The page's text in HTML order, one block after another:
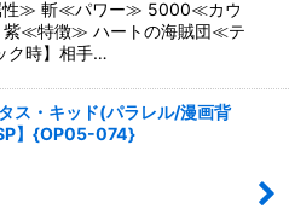
≫ 斬≪パワー≫ 5000≪カウ
≪特徴≫ ハートの海賊団≪テ
ク時】相手…
ス・キッド(パラレル/漫画背
】{OP05-074}